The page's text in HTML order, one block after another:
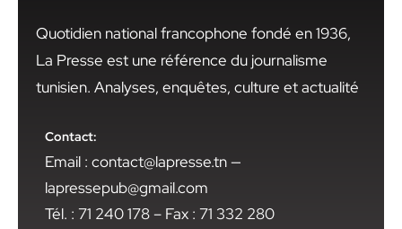
Quotidien national francophone fondé en 1936,
La Presse est une référence du journalisme
tunisien. Analyses, enquêtes, culture et actualité
Contact:
Email : contact@lapresse.tn —
lapressepub@gmail.com
Tél. : 71 240 178 – Fax : 71 332 280